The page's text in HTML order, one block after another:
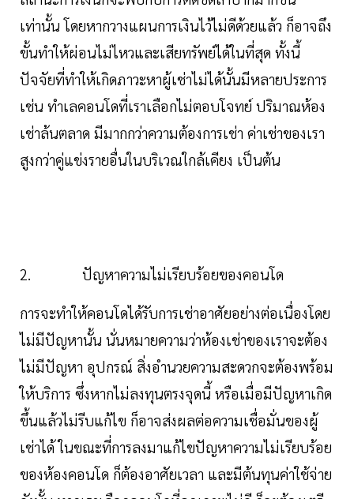
เท่านั้น โดยหากวางแผนการเงินไว้ไม่ดีด้วยแล้ว ก็อาจถึง
ขั้นทำให้ผ่อนไม่ไหวและเสียทรัพย์ได้ในที่สุด ทั้งนี้
ปัจจัยที่ทำให้เกิดภาวะหาผู้เช่าไม่ได้นั้นมีหลายประการ
เช่น ทำเลคอนโดที่เราเลือกไม่ตอบโจทย์ ปริมาณห้อง
เช่าล้นตลาด มีมากกว่าความต้องการเช่า ค่าเช่าของเรา
สูงกว่าคู่แข่งรายอื่นในบริเวณใกล้เคียง เป็นต้น
2. ปัญหาความไม่เรียบร้อยของคอนโด
การจะทำให้คอนโดได้รับการเช่าอาศัยอย่างต่อเนื่องโดย
ไม่มีปัญหานั้น นั่นหมายความว่าห้องเช่าของเราจะต้อง
ไม่มีปัญหา อุปกรณ์ สิ่งอำนวยความสะดวกจะต้องพร้อม
ให้บริการ ซึ่งหากไม่ลงทุนตรงจุดนี้ หรือเมื่อมีปัญหาเกิด
ขึ้นแล้วไม่รีบแก้ไข ก็อาจส่งผลต่อความเชื่อมั่นของผู้
เช่าได้ ในขณะที่การลงมาแก้ไขปัญหาความไม่เรียบร้อย
ของห้องคอนโด ก็ต้องอาศัยเวลา และมีต้นทุนค่าใช้จ่าย